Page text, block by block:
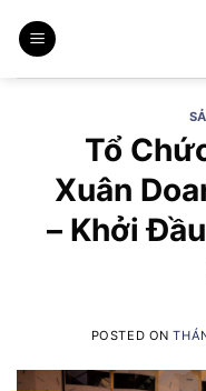
Tổ
Xuân
– Khởi
POSTED ON